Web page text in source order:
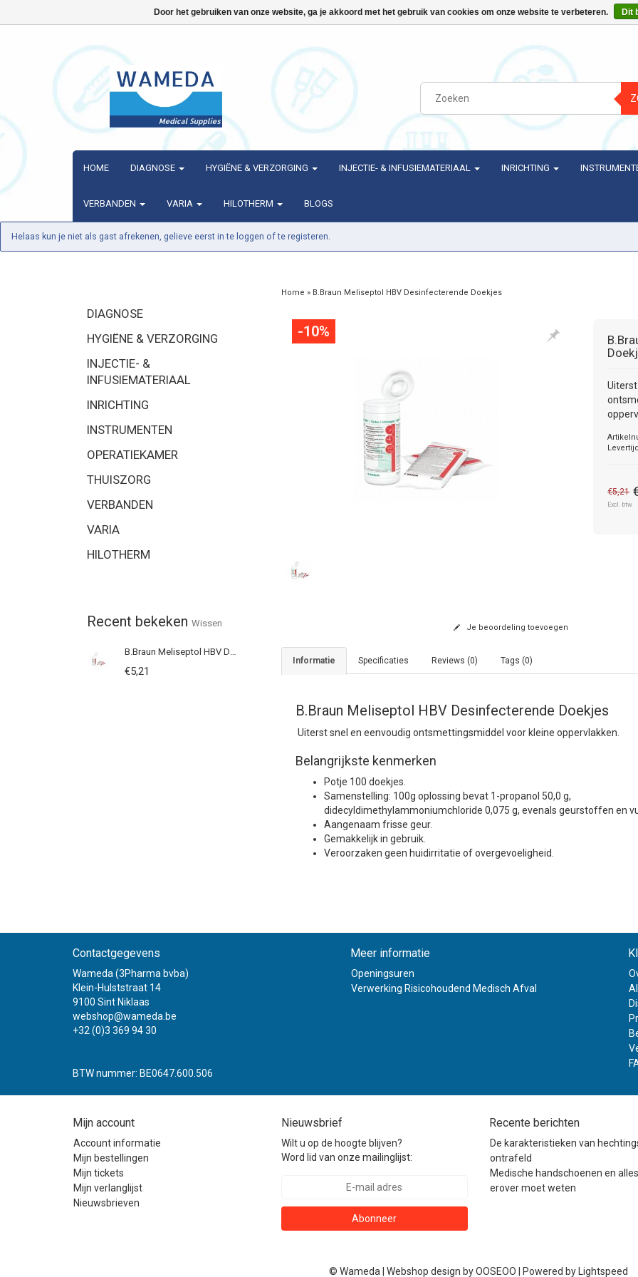
HOME DIAGNOSE HYGIËNE & VERZORGING INJECTIE- & INFUSIEMATERIAAL INRICHTING
VERBANDEN VARIA HILOTHERM BLOGS
Helaas kun je niet als gast afrekenen, gelieve eerst in te loggen of te registeren.
DIAGNOSE
HYGIËNE & VERZORGING
INJECTIE- &
INFUSIEMATERIAAL
INRICHTING
INSTRUMENTEN
OPERATIEKAMER
THUISZORG
VERBANDEN
VARIA
HILOTHERM
Recent bekeken Wissen
B.Braun Meliseptol HBV Desinfecterende Doekjes
€5,21
Home » B.Braun Meliseptol HBV Desinfecterende Doekjes
-10%
€5,21
Excl. btw
Je beoordeling toevoegen
Informatie Specificaties Reviews (0) Tags (0)
B.Braun Meliseptol HBV Desinfecterende Doekjes
Uiterst snel en eenvoudig ontsmettingsmiddel voor kleine oppervlakken.
Belangrijkste kenmerken
Potje 100 doekjes.
Samenstelling: 100g oplossing bevat 1-propanol 50,0 g,
didecyldimethylammoniumchloride 0,075 g, evenals geurstoffen en
Aangenaam frisse geur.
Gemakkelijk in gebruik.
Veroorzaken geen huidirritatie of overgevoeligheid.
Contactgegevens
Wameda (3Pharma bvba)
Klein-Hulststraat 14
9100 Sint Niklaas
webshop@wameda.be
+32 (0)3 369 94 30
BTW nummer: BE0647.600.506
Meer informatie
Openingsuren
Verwerking Risicohoudend Medisch Afval
Mijn account
Account informatie
Mijn bestellingen
Mijn tickets
Mijn verlanglijst
Nieuwsbrieven
Nieuwsbrief
Wilt u op de hoogte blijven?
Word lid van onze mailinglijst:
Abonneer
Recente berichten
De karakteristieken van
ontrafeld
Medische handschoenen en
erover moet weten
© Wameda | Webshop design byOOSEOO | Powered by Lightspeed
Door het gebruiken van onze website, ga je akkoord met het gebruik van cookies om onze website te verbeteren. Dit